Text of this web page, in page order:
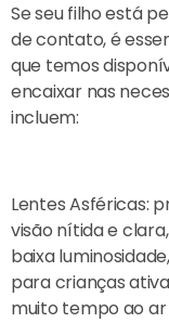
Se seu filho está
de contato, é
que temos
encaixar nas
incluem:
Lentes Asféricas:
visão nítida e
baixa
para crianças
muito tempo ao ar